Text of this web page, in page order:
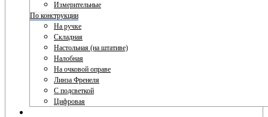
Измерительные
По конструкции
На ручке
Складная
Настольная (на штативе)
Налобная
На очковой оправе
Линза Френеля
С подсветкой
Цифровая